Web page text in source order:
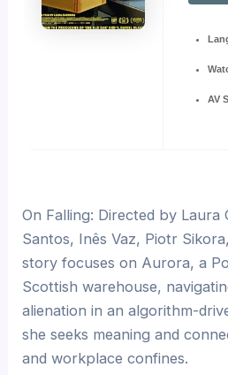
AV
On Falling: Directed by Laura
Santos, Inês Vaz, Piotr
story focuses on Aurora, a
Scottish warehouse,
alienation in an algorithm-
she seeks meaning and
and workplace confines.